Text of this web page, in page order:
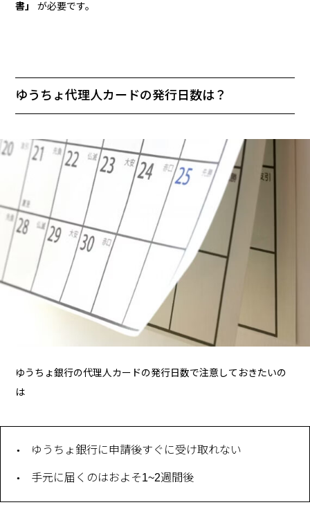
書」
が必要です。
ゆうちょ代理人カードの発行日数は？
ゆうちょ銀行の代理人カードの発行日数で注意しておきたいの
は
ゆうちょ銀行に申請後すぐに受け取れない
手元に届くのはおよそ1~2週間後